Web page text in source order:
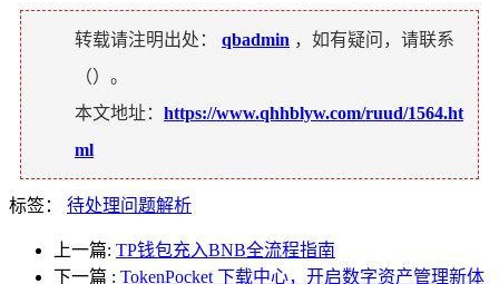
转载请注明出处： qbadmin ，如有疑问，请联系
（）。
本文地址： https://www.qhhblyw.com/ruud/1564.ht
ml
标签： 待处理问题解析
上一篇: TP钱包充入BNB全流程指南
下一篇 : TokenPocket 下载中心，开启数字资产管理新体